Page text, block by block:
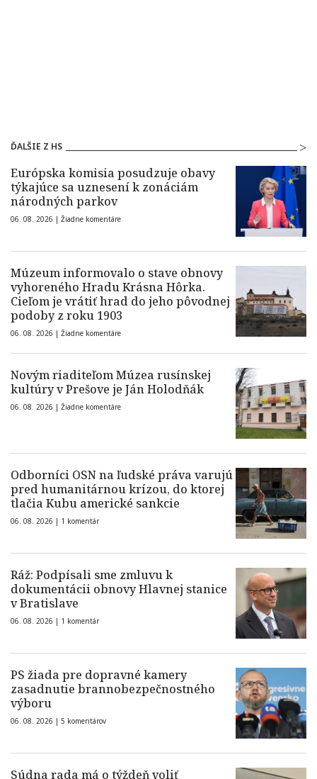
ĎALŠIE Z HS
Európska komisia posudzuje obavy
týkajúce sa uznesení k zonáciám
národných parkov
06. 08. 2026 | Žiadne komentáre
Múzeum informovalo o stave obnovy
vyhoreného Hradu Krásna Hôrka.
Cieľom je vrátiť hrad do jeho pôvodnej
podoby z roku 1903
06. 08. 2026 | Žiadne komentáre
Novým riaditeľom Múzea rusínskej
kultúry v Prešove je Ján Holodňák
06. 08. 2026 | Žiadne komentáre
Odborníci OSN na ľudské práva varujú
pred humanitárnou krízou, do ktorej
tlačia Kubu americké sankcie
06. 08. 2026 | 1 komentár
Ráž: Podpísali sme zmluvu k
dokumentácii obnovy Hlavnej stanice
v Bratislave
06. 08. 2026 | 1 komentár
PS žiada pre dopravné kamery
zasadnutie brannobezpečnostného
výboru
06. 08. 2026 | 5 komentárov
Súdna rada má o týždeň voliť